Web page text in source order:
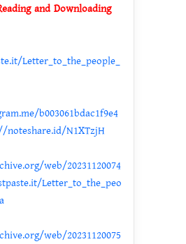
and Downloading
Letter_to_the_people_
b003061bdac1f9e4
noteshare.id/N1XTzjH
web/20231120074
Letter_to_the_peo
web/20231120075